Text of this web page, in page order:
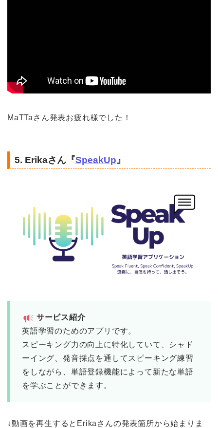
MaTTaさん発表お疲れ様でした！
5. Erikaさん『SpeakUp』
サービス紹介
英語学習のためのアプリです。
スピーキング力の向上に特化していて、シャド
ーイング、発音採点を通してスピーキング練習
をしながら、単語登録機能によって新たな単語
を学ぶことができます。
↓動画を再生するとErikaさんの発表箇所から始まりま